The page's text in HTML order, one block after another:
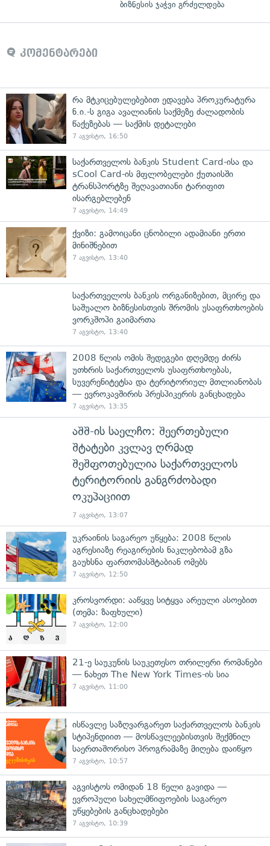
ბიზნესის ჯაჭვი გრძელდება
კომენტარები
რა მტკიცებულებებით ედავება პროკურატურა
ნ.ი.-ს გიგა ავალიანის საქმეზე ძალადობის
წაქეზებას — საქმის დეტალები
7 აგვისტო, 16:50
საქართველოს ბანკის Student Card-ისა და
sCool Card-ის მფლობელები ქუთაისში
ტრანსპორტზე შეღავათიანი ტარიფით
ისარგებლებენ
7 აგვისტო, 14:49
ქვიზი: გამოიცანი ცნობილი ადამიანი ერთი
მინიშნებით
7 აგვისტო, 13:40
საქართველოს ბანკის ორგანიზებით, მცირე და
საშუალო ბიზნესისთვის შრომის უსაფრთხოების
ვორკშოპი გაიმართა
7 აგვისტო, 13:40
2008 წლის ომის შედეგები დღემდე ძირს
უთხრის საქართველოს უსაფრთხოებას,
სუვერენიტეტსა და ტერიტორიულ მთლიანობას
— ევროკავშირის პრესპიკერის განცხადება
7 აგვისტო, 13:35
აშშ-ის საელჩო: შეერთებული
შტატები კვლავ ღრმად
შეშფოთებულია საქართველოს
ტერიტორიის განგრძობადი
ოკუპაციით
7 აგვისტო, 13:07
უკრაინის საგარეო უწყება: 2008 წლის
აგრესიაზე რეაგირების ნაკლებობამ გზა
გაუხსნა ფართომასშტაბიან ომებს
7 აგვისტო, 12:50
კროსვორდი: ააწყვე სიტყვა არეული ასოებით
(თემა: ზაფხული)
7 აგვისტო, 12:00
21-ე საუკუნის საუკეთესო თრილერი რომანები
— ნახეთ The New York Times-ის სია
7 აგვისტო, 11:00
ისწავლე საზღვარგარეთ საქართველოს ბანკის
სტიპენდიით — მოსწავლეებისთვის შექმნილ
საერთაშორისო პროგრამაზე მიღება დაიწყო
7 აგვისტო, 10:57
აგვისტოს ომიდან 18 წელი გავიდა —
ევროპული სახელმწიფოების საგარეო
უწყებების განცხადებები
7 აგვისტო, 10:39